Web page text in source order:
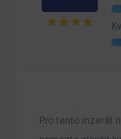
Pro tento inzerát